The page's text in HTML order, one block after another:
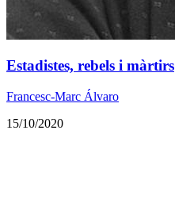
Estadistes, rebels i màrtirs
Francesc-Marc Álvaro
15/10/2020